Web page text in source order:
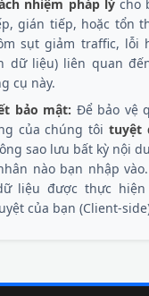
nhiệm pháp lýcho
gián tiếp, hoặc tổn
sụt giảm traffic, lỗi
dữ liệu) liên quan
cụ này.
bảo mật: Để bảo vệ
của chúng tôi tuyệt
sao lưu bất kỳ nội
nào bạn nhập
liệu được thực
của bạn (Client-